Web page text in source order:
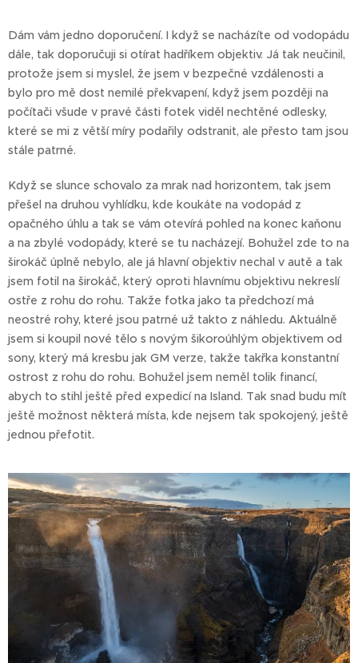
Dám vám jedno doporučení. I když se nacházíte od vodopádu
dále, tak doporučuji si otírat hadříkem objektiv. Já tak neučinil,
protože jsem si myslel, že jsem v bezpečné vzdálenosti a
bylo pro mě dost nemilé překvapení, když jsem později na
počítači všude v pravé části fotek viděl nechtěné odlesky,
které se mi z větší míry podařily odstranit, ale přesto tam jsou
stále patrné.
Když se slunce schovalo za mrak nad horizontem, tak jsem
přešel na druhou vyhlídku, kde koukáte na vodopád z
opačného úhlu a tak se vám otevírá pohled na konec kaňonu
a na zbylé vodopády, které se tu nacházejí. Bohužel zde to na
širokáč úplně nebylo, ale já hlavní objektiv nechal v autě a tak
jsem fotil na širokáč, který oproti hlavnímu objektivu nekreslí
ostře z rohu do rohu. Takže fotka jako ta předchozí má
neostré rohy, které jsou patrné už takto z náhledu. Aktuálně
jsem si koupil nové tělo s novým šikoroúhlým objektivem od
sony, který má kresbu jak GM verze, takže takřka konstantní
ostrost z rohu do rohu. Bohužel jsem neměl tolik financí,
abych to stihl ještě před expedicí na Island. Tak snad budu mít
ještě možnost některá místa, kde nejsem tak spokojený, ještě
jednou přefotit.